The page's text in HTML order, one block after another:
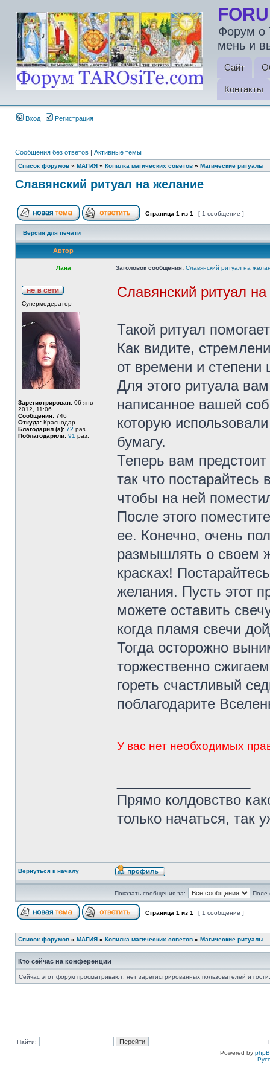
Форум о
мень и
Сайт
Контакты
Вход Регистрация
Сообщения без ответов | Активные темы
Список форумов » МАГИЯ » Копилка магических советов » Магические ритуалы
Славянский ритуал на желание
Страница 1 из 1 [ 1 сообщение ]
Версия для печати
Автор
Лана Заголовок сообщения: Славянский ритуал на
Супермодератор
Зарегистрирован: 06 янв
2012, 11:06
Сообщения: 746
Откуда: Краснодар
Благодарил (а): 72 раз.
Поблагодарили: 91 раз.
Славянский ритуал
Такой ритуал
Как видите,
от времени и
Для этого ритуала
написанное вашей
которую
бумагу.
Теперь вам
так что постарайтесь
чтобы на ней
После этого
ее. Конечно, очень
размышлять о своем
красках!
желания. Пусть этот
можете оставить
когда пламя свечи
Тогда осторожно
торжественно
гореть счастливый
поблагодарите
У вас нет необходимых
Прямо колдовство
только начаться, так
Вернуться к началу
Показать сообщения за: Поле
Страница 1 из 1 [ 1 сообщение ]
Список форумов » МАГИЯ » Копилка магических советов » Магические ритуалы
Кто сейчас на конференции
Сейчас этот форум просматривают: нет зарегистрированных пользователей и
Найти:
Powered by